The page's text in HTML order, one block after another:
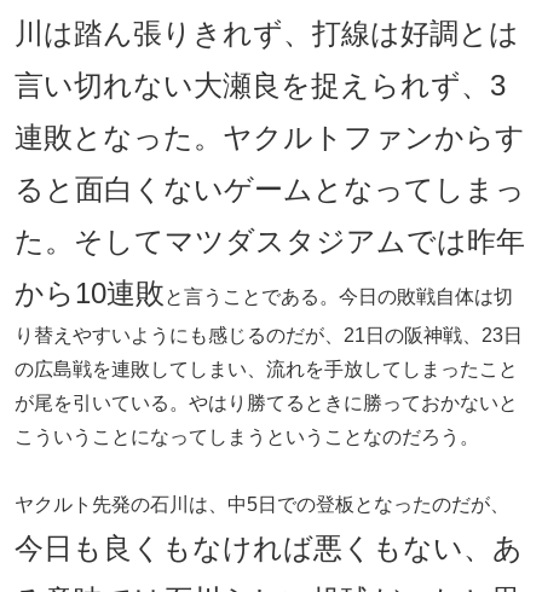
川は踏ん張りきれず、打線は好調とは
言い切れない大瀬良を捉えられず、3
連敗となった。ヤクルトファンからす
ると面白くないゲームとなってしまっ
た。そしてマツダスタジアムでは昨年
から10連敗と言うことである。今日の敗戦自体は切
り替えやすいようにも感じるのだが、21日の阪神戦、23日
の広島戦を連敗してしまい、流れを手放してしまったこと
が尾を引いている。やはり勝てるときに勝っておかないと
こういうことになってしまうということなのだろう。
ヤクルト先発の石川は、中5日での登板となったのだが、
今日も良くもなければ悪くもない、あ